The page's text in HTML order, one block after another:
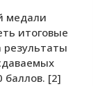
медали
итоговые
результаты
[2]